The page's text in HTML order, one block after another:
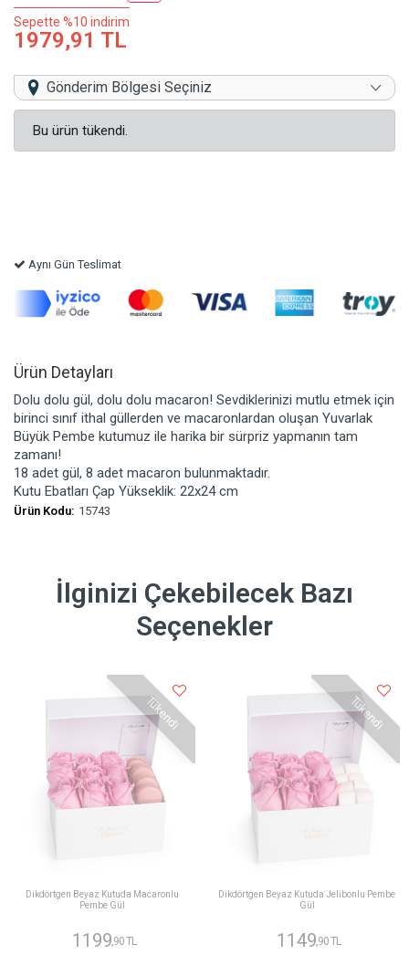
Sepette %10 indirim
1979,91 TL
Gönderim Bölgesi Seçiniz
Bu ürün tükendi.
Aynı Gün Teslimat
Ürün Detayları
Dolu dolu gül, dolu dolu macaron! Sevdiklerinizi mutlu etmek için
birinci sınıf ithal güllerden ve macaronlardan oluşan Yuvarlak
Büyük Pembe kutumuz ile harika bir sürpriz yapmanın tam
zamanı!
18 adet gül, 8 adet macaron bulunmaktadır.
Kutu Ebatları Çap Yükseklik: 22x24 cm
Ürün Kodu: 15743
İlginizi Çekebilecek Bazı
Seçenekler
Tükendi
Dikdörtgen Beyaz Kutuda Macaronlu
Pembe Gül
1199 ,90 TL
Tükendi
Dikdörtgen Beyaz Kutuda Jelibonlu Pembe
Gül
1149 ,90 TL